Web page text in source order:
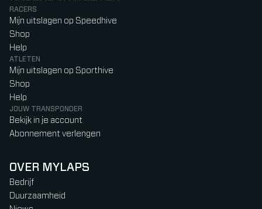
RACERS
Mijn uitslagen op Speedhive
Shop
Help
ATLETEN
Mijn uitslagen op Sporthive
Shop
Help
JOUW TRANSPONDER
Bekijk in je account
Abonnement verlengen
OVER MYLAPS
Bedrijf
Duurzaamheid